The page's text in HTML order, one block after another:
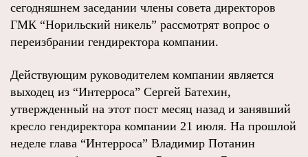
сегодняшнем заседании члены совета директоров
ГМК “Норильский никель” рассмотрят вопрос о
переизбрании гендиректора компании.
Действующим руководителем компании является
выходец из “Интерроса” Сергей Батехин,
утвержденный на этот пост месяц назад и занявший
кресло гендиректора компании 21 июля. На прошлой
неделе глава “Интерроса” Владимир Потанин